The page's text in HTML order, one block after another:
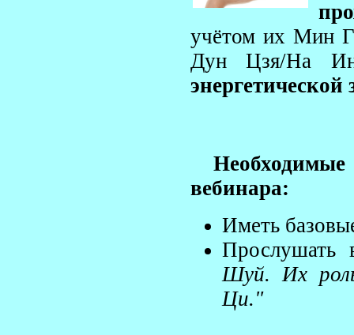
учётом их Мин
Дун Цзя/На
вебинара:
Иметь
Прослушать
Шуй. Их
Ци."